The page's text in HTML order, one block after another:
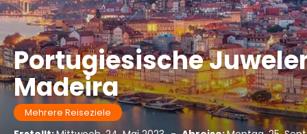
Portugiesische
Madeira
Mehrere Reiseziele